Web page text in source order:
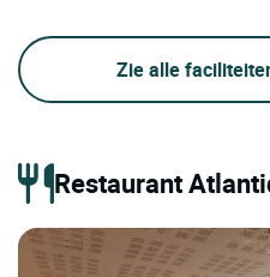
Zie alle
Restaurant